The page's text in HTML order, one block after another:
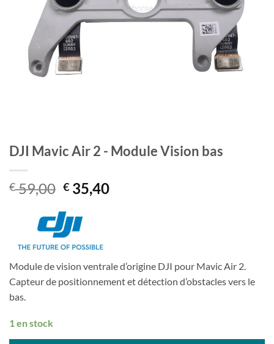
DJI Mavic Air 2 - Module Vision bas
€59,00 Le
initial
était :
€ 59,00.
€ 35,40Le
Module de vision ventrale d’origine DJI pour Mavic Air 2.
Capteur de positionnement et détection d’obstacles vers le
bas.
1 en stock